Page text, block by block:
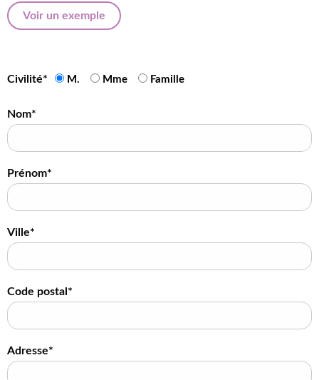
Voir un exemple
Civilité* M. Mme Famille
Nom*
Prénom*
Ville*
Code postal*
Adresse*